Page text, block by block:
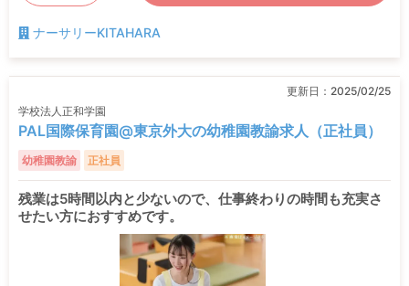
ナーサリーKITAHARA
更新日： 2025/02/25
学校法人正和学園
PAL国際保育園@東京外大の幼稚園教諭求人（正社員）
幼稚園教諭 正社員
残業は5時間以内と少ないので、仕事終わりの時間も充実さ
せたい方におすすめです。